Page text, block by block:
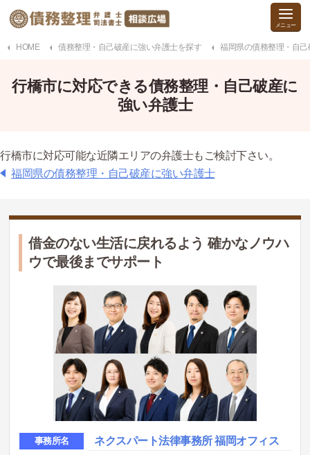
HOME 債務整理・自己破産に強い弁護士を探す 福岡県の債務整理・自
行橋市に対応できる債務整理・自己破産に
強い弁護士
行橋市に対応可能な近隣エリアの弁護士もご検討下さい。
福岡県の債務整理・自己破産に強い弁護士
借金のない生活に戻れるよう 確かなノウハ
ウで最後までサポート
事務所名 ネクスパート法律事務所 福岡オフィス